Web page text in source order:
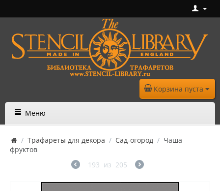
Корзина пуста
Меню
/ Трафареты для декора / Сад-огород / Чаша
фруктов
193 из 205